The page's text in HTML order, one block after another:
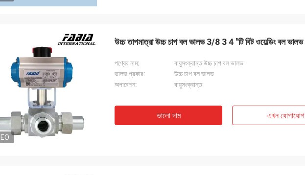
উচ্চ তাপমাত্রা উচ্চ চাপ বল ভালভ 3/8 3 4 "টি বিট ওয়েল্ডিং বল ভালভ
পণ্যের নাম:
বায়ুসংক্রান্ত উচ্চ চাপ বল ভালভ
ভালভ প্রকার:
উচ্চ চাপ বল ভালভ
অপারেশন:
বায়ুসংক্রান্ত
ভালো দাম এখন যোগাযোগ